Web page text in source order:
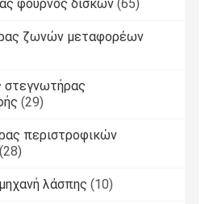
φούρνος δίσκων (65)
ζωνών μεταφορέων
στεγνωτήρας
(29)
περιστροφικών
(28)
λάσπης (10)